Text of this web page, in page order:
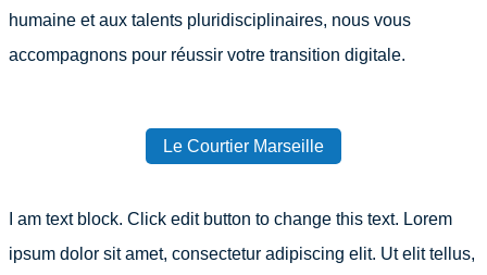
humaine et aux talents pluridisciplinaires, nous vous
accompagnons pour réussir votre transition digitale.
Le Courtier Marseille
I am text block. Click edit button to change this text. Lorem
ipsum dolor sit amet, consectetur adipiscing elit. Ut elit tellus,